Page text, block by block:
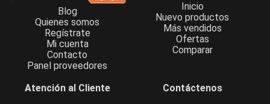
Blog
Quienes somos
Regístrate
Mi cuenta
Contacto
Panel proveedores
Inicio
Nuevo productos
Más vendidos
Ofertas
Comparar
Atención al Cliente
Contáctenos